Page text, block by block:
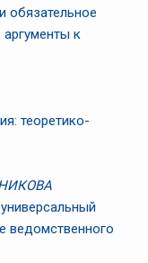
обязательное
аргументы к
теоретико-
ведомственного